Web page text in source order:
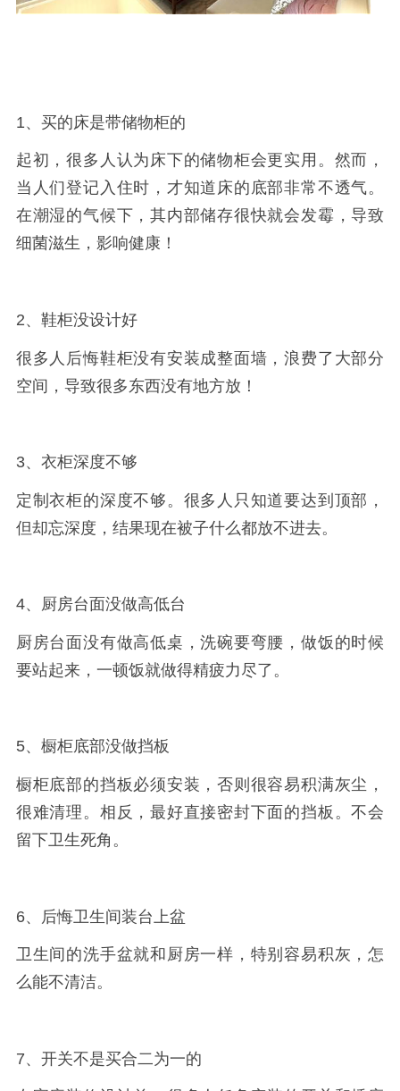
1、买的床是带储物柜的
起初，很多人认为床下的储物柜会更实用。然而，
当人们登记入住时，才知道床的底部非常不透气。
在潮湿的气候下，其内部储存很快就会发霉，导致
细菌滋生，影响健康！
2、鞋柜没设计好
很多人后悔鞋柜没有安装成整面墙，浪费了大部分
空间，导致很多东西没有地方放！
3、衣柜深度不够
定制衣柜的深度不够。很多人只知道要达到顶部，
但却忘深度，结果现在被子什么都放不进去。
4、厨房台面没做高低台
厨房台面没有做高低桌，洗碗要弯腰，做饭的时候
要站起来，一顿饭就做得精疲力尽了。
5、橱柜底部没做挡板
橱柜底部的挡板必须安装，否则很容易积满灰尘，
很难清理。相反，最好直接密封下面的挡板。不会
留下卫生死角。
6、后悔卫生间装台上盆
卫生间的洗手盆就和厨房一样，特别容易积灰，怎
么能不清洁。
7、开关不是买合二为一的